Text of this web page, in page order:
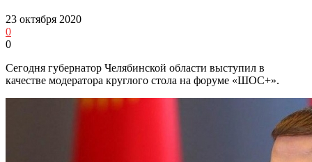
23 октября 2020
0
0
Сегодня губернатор Челябинской области выступил в
качестве модератора круглого стола на форуме «ШОС+».